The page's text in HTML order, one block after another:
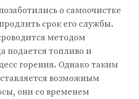
о самоочистке
срок его службы.
методом
подается топливо и
горения. Однако таким
возможным
они со временем